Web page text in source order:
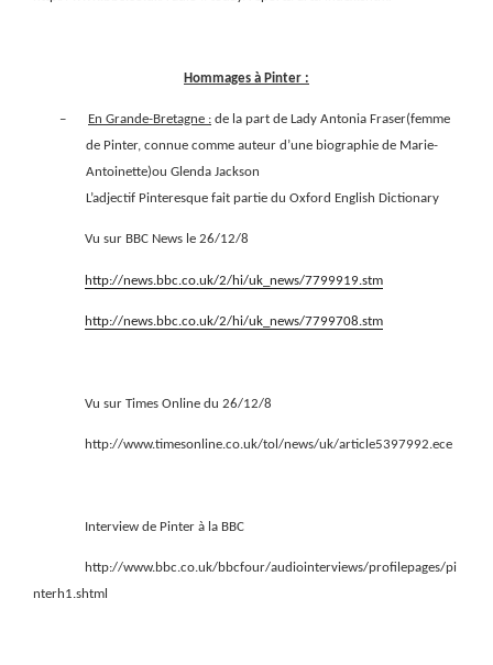
Hommages à Pinter :
– En Grande-Bretagne : de la part de Lady Antonia Fraser(femme
de Pinter, connue comme auteur d’une biographie de Marie-
Antoinette)ou Glenda Jackson
L’adjectif Pinteresque fait partie du Oxford English Dictionary
Vu sur BBC News le 26/12/8
http://news.bbc.co.uk/2/hi/uk_news/7799919.stm
http://news.bbc.co.uk/2/hi/uk_news/7799708.stm
Vu sur Times Online du 26/12/8
http://www.timesonline.co.uk/tol/news/uk/article5397992.ece
Interview de Pinter à la BBC
http://www.bbc.co.uk/bbcfour/audiointerviews/profilepages/pi
nterh1.shtml